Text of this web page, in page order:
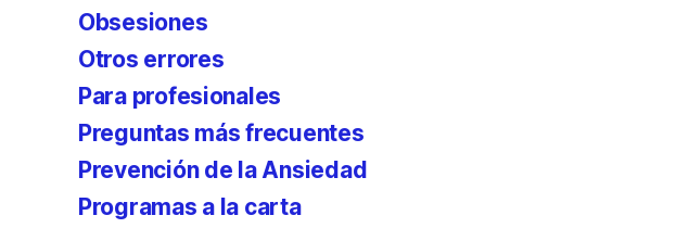
Obsesiones
Otros errores
Para profesionales
Preguntas más frecuentes
Prevención de la Ansiedad
Programas a la carta